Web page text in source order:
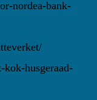
nordea-bank-
kok-husgeraad-